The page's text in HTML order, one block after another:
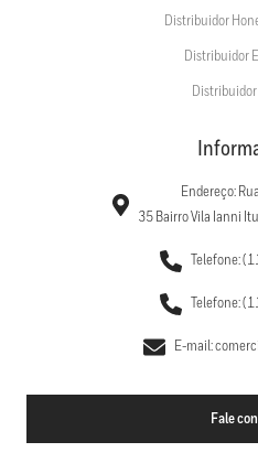
Distribuidor
Distribuidor
Endereço:
35 Bairro Vila Ianni
Telefone:
Telefone:
E-mail:
Fale